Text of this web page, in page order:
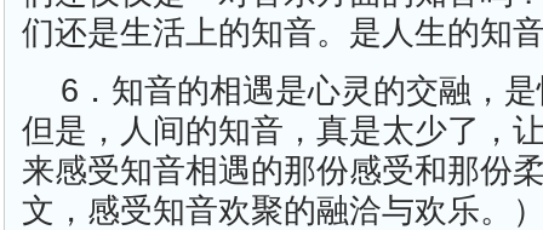
们还是生活上的知音。是人生的知
6．知音的相遇是心灵的交融，
但是，人间的知音，真是太少了，
来感受知音相遇的那份感受和那份
文，感受知音欢聚的融洽与欢乐。